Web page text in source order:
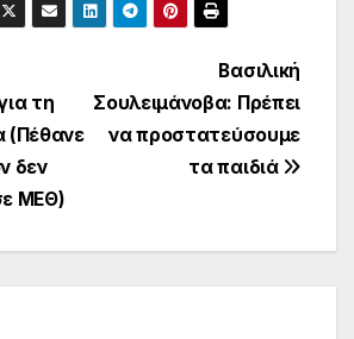
Βασιλική
Σουλειμάνοβα: Πρέπει
να προστατεύσουμε
τα παιδιά
τη
(Πέθανε
δεν
ΜΕΘ)